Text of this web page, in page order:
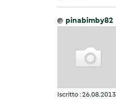
pinabimby82
Iscritto : 26.08.2013